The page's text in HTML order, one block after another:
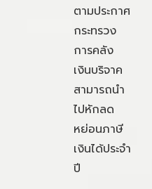
ตามประกาศ
กระทรวง
การคลัง
เงินบริจาค
สามารถนำ
ไปหักลด
หย่อนภาษี
เงินได้ประจำ
ปี